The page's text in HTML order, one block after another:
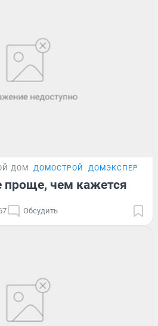
ДОМ ДОМОСТРОЙ ДОМЭКСПЕРТ
проще, чем кажется
Обсудить